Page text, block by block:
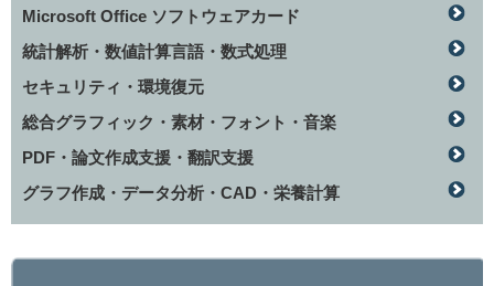
Microsoft Office ソフトウェアカード
統計解析・数値計算言語・数式処理
セキュリティ・環境復元
総合グラフィック・素材・フォント・音楽
PDF・論文作成支援・翻訳支援
グラフ作成・データ分析・CAD・栄養計算